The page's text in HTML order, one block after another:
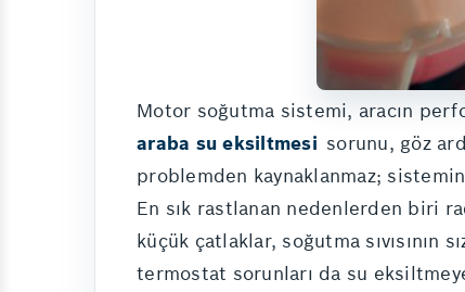
Motor soğutma sistemi, aracın
araba su eksiltmesi sorunu, göz
problemden kaynaklanmaz;
En sık rastlanan nedenlerden biri
küçük çatlaklar, soğutma sıvısının
termostat sorunları da su